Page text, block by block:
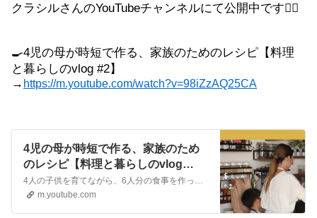
クラシルさんのYouTubeチャンネルにて公開中です🙇‍♀️
🍳4児の母が時短で作る、家族のためのレシピ【料理
と暮らしのvlog #2】
→ https://m.youtube.com/watch?v=98iZzAQ25CA
4児の母が時短で作る、家族のため
のレシピ【料理と暮らしのvlog
#2】｜クラシル
4人の子供を育てながら、6人分の食事を作っている松山さん。その合間に資格を勉強して取ったり、レシピをブログにアップしたり。忙しい中でも、マイナスな気持ちで料理をしないという日常を覗かせてもらいました。▼松山絵美さんInstagram：https://www.instagram.com/emi.sake/▼柔らか鶏...
m.youtube.com